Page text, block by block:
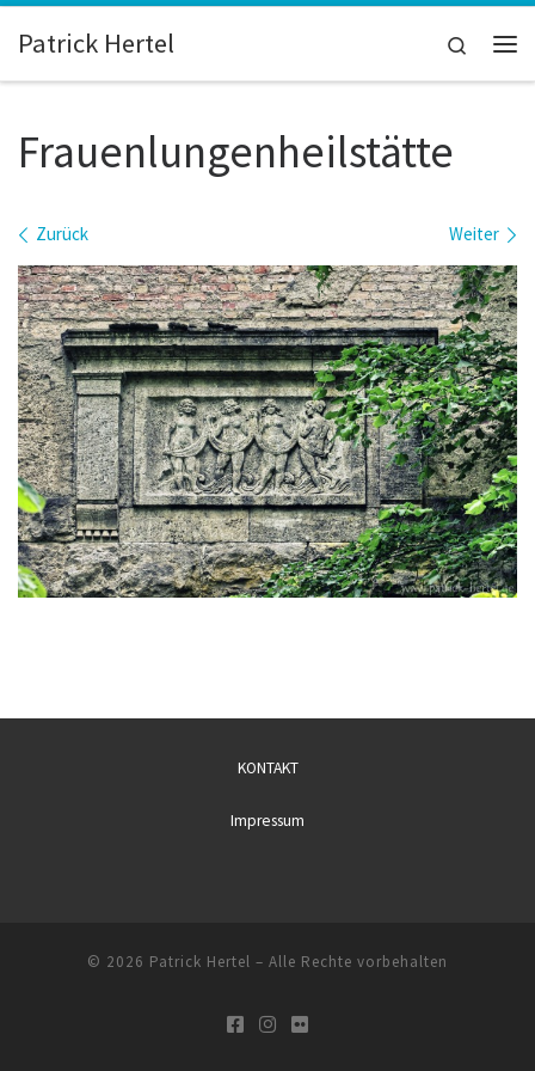
Zum Inhalt springen
Patrick Hertel
Search
Frauenlungenheilstätte
Bilder Navigation
Zurück Weiter
KONTAKT
Impressum
© 2026 Patrick Hertel – Alle Rechte vorbehalten